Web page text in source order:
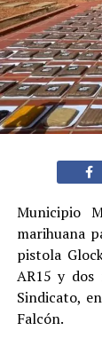
Municipio
marihuana
pistola
AR15 y
Sindicato,
Falcón.